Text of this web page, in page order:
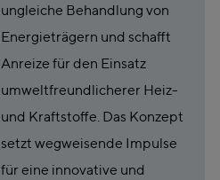
ungleiche Behandlung von
Energieträgern und schafft
Anreize für den Einsatz
umweltfreundlicherer Heiz-
und Kraftstoffe. Das Konzept
setzt wegweisende Impulse
für eine innovative und